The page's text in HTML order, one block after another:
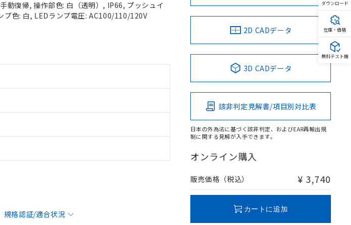
動復帰, 操作部色: 白（透明）, IP66, プッシュイ
プ色: 白, LEDランプ電圧: AC100/110/120V
規格認証/適合状況
2D CADデータ
3D CADデータ
該非判定見解書/項目別対比表
日本の外為法に基づく該非判定、およびEAR再輸出規
制に関する見解が入手できます。
オンライン購入
販売価格（税込） ¥ 3,740
カートに追加
ダウンロード
在庫・価格
無料テスト機